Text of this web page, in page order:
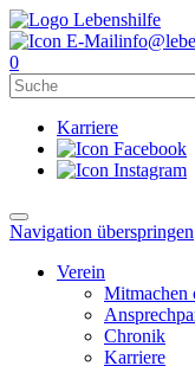
0
Karriere
Navigation überspringen
Verein
Mitmachen
Chronik
Karriere